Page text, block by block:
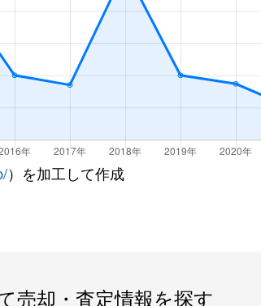
）を加工して作成
売却・査定情報を探す